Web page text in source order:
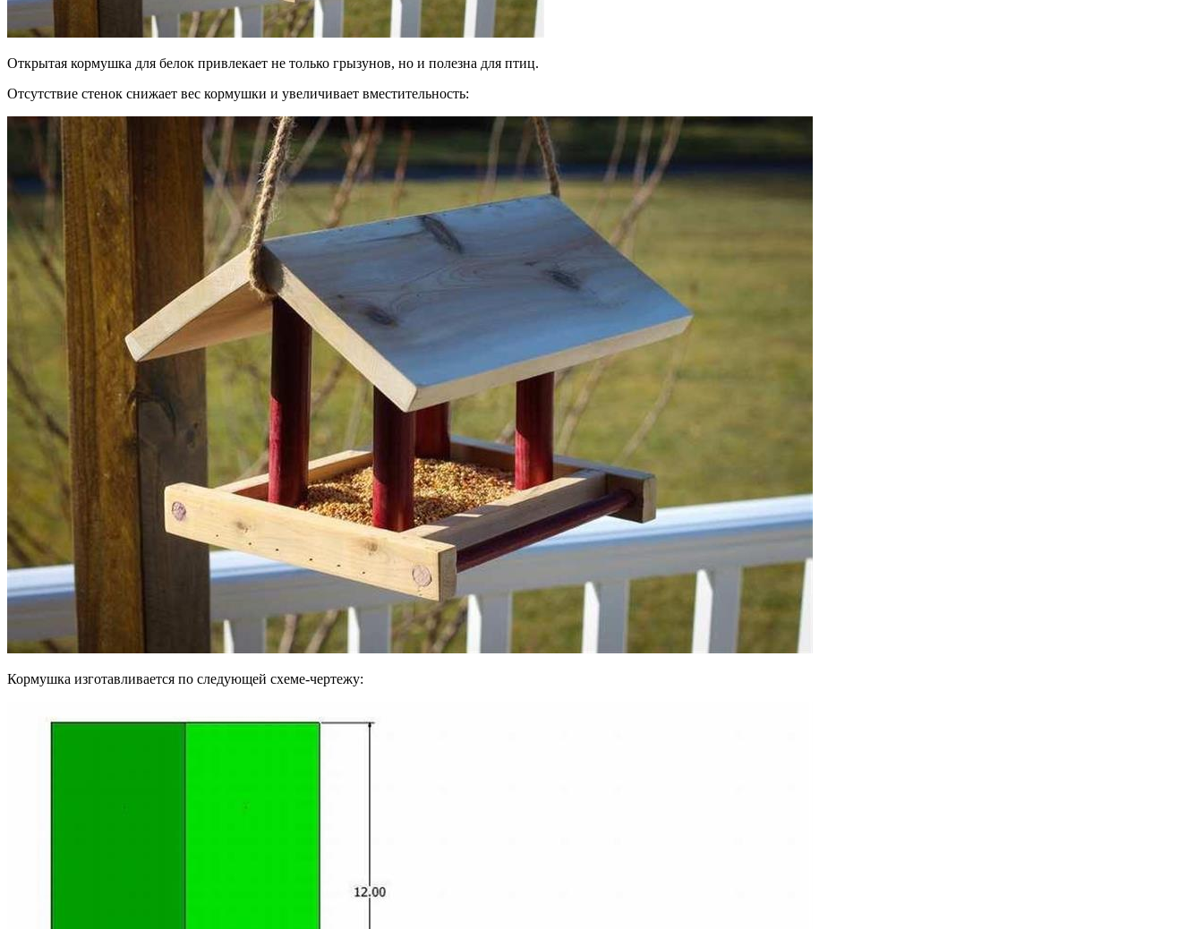
Открытая кормушка для белок привлекает не только грызунов, но и полезна для птиц.
Отсутствие стенок снижает вес кормушки и увеличивает вместительность:
Кормушка изготавливается по следующей схеме-чертежу: